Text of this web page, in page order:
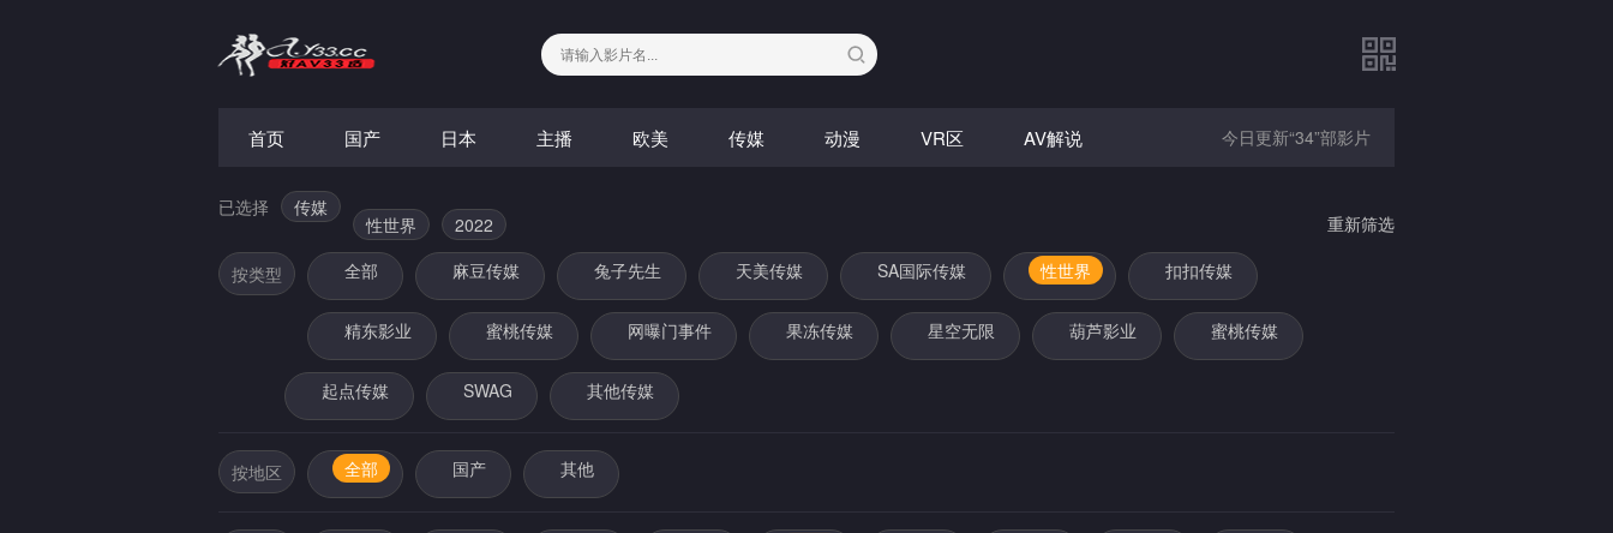
今日更新“34”部影片
首页 国产 日本 主播 欧美 传媒 动漫 VR区 AV解说
已选择 传媒
性世界 2022 重新筛选
按类型 全部 麻豆传媒 兔子先生 天美传媒 SA国际传媒 性世界 扣扣传媒
精东影业 蜜桃传媒 网曝门事件 果冻传媒 星空无限 葫芦影业 蜜桃传媒
起点传媒 SWAG 其他传媒
按地区 全部 国产 其他